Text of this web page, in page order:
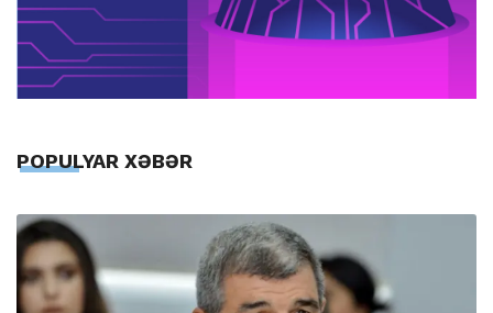
POPULYAR XƏBƏR